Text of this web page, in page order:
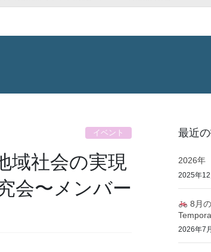
イベント
域社会の実現
会〜メンバー
最近
2026年
2025年
8月
2026年7